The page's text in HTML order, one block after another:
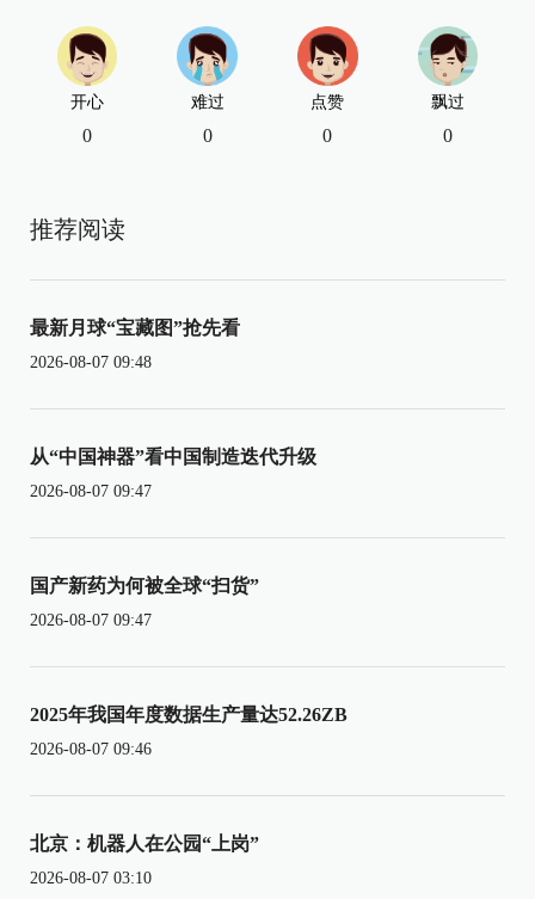
开心
0
难过
0
点赞
0
飘过
0
推荐阅读
最新月球“宝藏图”抢先看
2026-08-07 09:48
从“中国神器”看中国制造迭代升级
2026-08-07 09:47
国产新药为何被全球“扫货”
2026-08-07 09:47
2025年我国年度数据生产量达52.26ZB
2026-08-07 09:46
北京：机器人在公园“上岗”
2026-08-07 03:10